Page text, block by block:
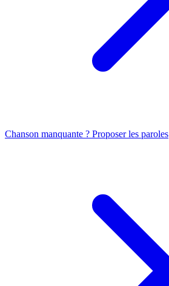
Chanson manquante ? Proposer les paroles